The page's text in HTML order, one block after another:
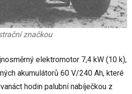
značkou
elektromotor 7,4 kW (10 k),
akumulátorů 60 V/240 Ah, které
hodin palubní nabíječkou z